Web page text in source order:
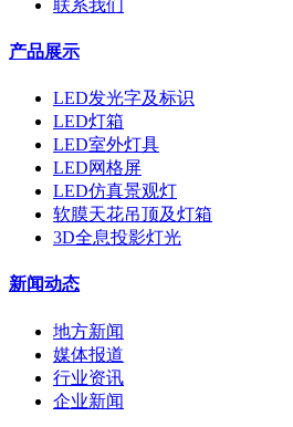
联系我们
产品展示
LED发光字及标识
LED灯箱
LED室外灯具
LED网格屏
LED仿真景观灯
软膜天花吊顶及灯箱
3D全息投影灯光
新闻动态
地方新闻
媒体报道
行业资讯
企业新闻